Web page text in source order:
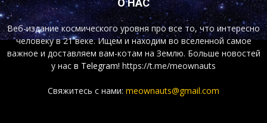
О НАС
Веб-издание космического уровня про все то, что интересно
человеку в 21 веке. Ищем и находим во вселенной самое
важное и доставляем вам-котам на Землю. Больше новостей
у нас в Telegram! https://t.me/meownauts
Свяжитесь с нами: meownauts@gmail.com